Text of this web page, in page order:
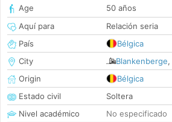
Age
50 años
Aquí para
Relación seria
País
Bélgica
City
Blankenberge,
Origin
Bélgica
Estado civil
Soltera
Nivel académico
No especificado